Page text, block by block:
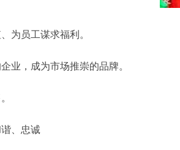
为员工谋求福利。
业，成为市场推崇的品牌。
、忠诚